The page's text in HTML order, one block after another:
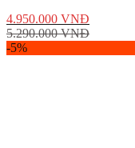
4.950.000 VNĐ
5.290.000VNĐ
-5%